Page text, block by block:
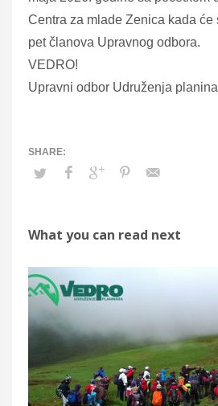
Centra za mlade Zenica kada će
pet članova Upravnog odbora.
VEDRO!
Upravni odbor Udruženja
What you can read next